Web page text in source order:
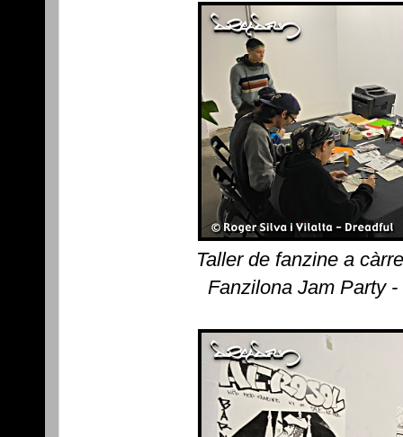
Taller de fanzine a
Fanzilona Jam Party